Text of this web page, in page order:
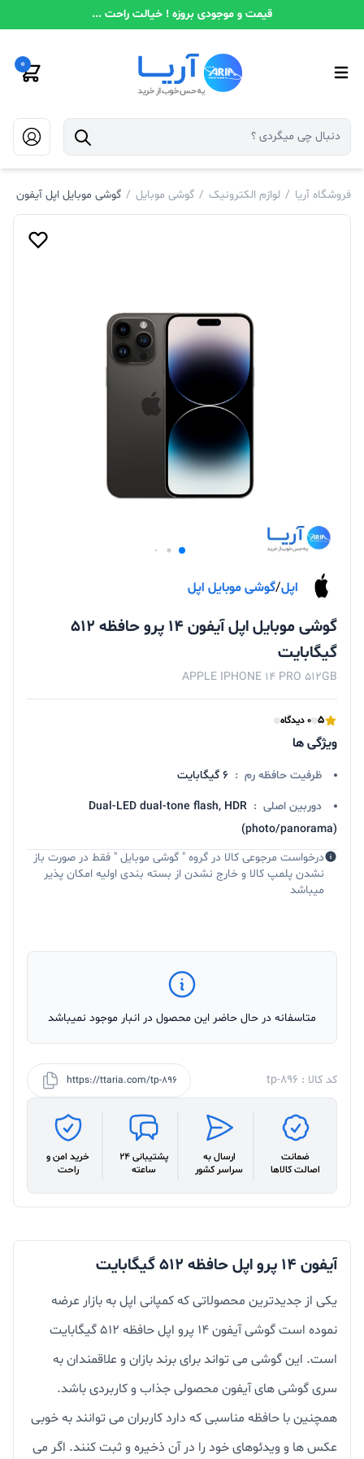
قیمت و موجودی بروزه ! خیالت راحت ...
0
فروشگاه آریا / لوازم الکترونیک / گوشی موبایل / گوشی موبایل اپل آیفون 14 پرو حافظه 512 گیگابایت
اپل/گوشی موبایل اپل
گوشی موبایل اپل آیفون 14 پرو حافظه 512
گیگابایت
APPLE IPHONE 14 PRO 512GB
5 0 دیدگاه
ویژگی ها
ظرفیت حافظه رم : 6 گیگابایت
دوربین اصلی :
Dual-LED dual-tone flash, HDR
(photo/panorama)
درخواست مرجوعی کالا در گروه " گوشی موبایل " فقط در صورت باز
نشدن پلمپ کالا و خارج نشدن از بسته بندی اولیه امکان پذیر
میباشد
متاسفانه در حال حاضر این محصول در انبار موجود نمیباشد
کد کالا : tp-896 https://ttaria.com/tp-896
ضمانت
اصالت کالاها
ارسال به
سراسر کشور
پشتیبانی 24
ساعته
خرید امن و
راحت
آیفون 14 پرو اپل حافظه 512 گیگابایت
یکی از جدیدترین محصولاتی که کمپانی اپل به بازار عرضه
نموده است گوشی آیفون 14 پرو اپل حافظه 512 گیگابایت
است. این گوشی می تواند برای برند بازان و علاقمندان به
سری گوشی های آیفون محصولی جذاب و کاربردی باشد.
همچنین با حافظه مناسبی که دارد کاربران می توانند به خوبی
عکس ها و ویدئوهای خود را در آن ذخیره و ثبت کنند. اگر می